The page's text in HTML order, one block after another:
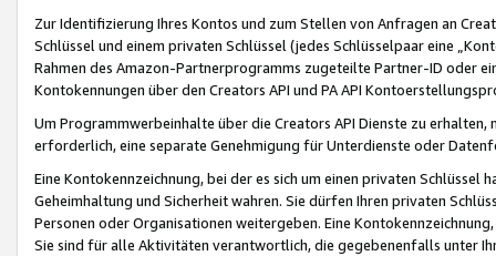
Zur Identifizierung Ihres Kontos und zum Stellen von Anfragen an
Schlüssel und einem privaten Schlüssel (jedes Schlüsselpaar eine
Rahmen des Amazon-Partnerprogramms zugeteilte Partner-ID oder
Kontokennungen über den Creators API und PA API
Um Programmwerbeinhalte über die Creators API Dienste zu
erforderlich, eine separate Genehmigung für Unterdienste oder
Eine Kontokennzeichnung, bei der es sich um einen privaten
Geheimhaltung und Sicherheit wahren. Sie dürfen Ihren privaten
Personen oder Organisationen weitergeben. Eine
Sie sind für alle Aktivitäten verantwortlich, die gegebenenfalls unter